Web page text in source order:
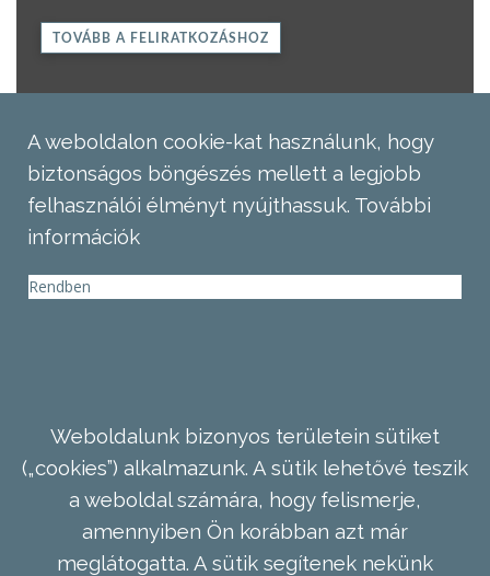
TOVÁBB A FELIRATKOZÁSHOZ
A weboldalon cookie-kat használunk, hogy
biztonságos böngészés mellett a legjobb
felhasználói élményt nyújthassuk. További
információk
Rendben
Weboldalunk bizonyos területein sütiket
(„cookies”) alkalmazunk. A sütik lehetővé teszik
a weboldal számára, hogy felismerje,
amennyiben Ön korábban azt már
meglátogatta. A sütik segítenek nekünk